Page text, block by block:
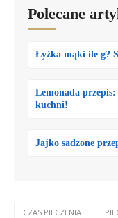
Polecane
Łyżka mąki ile g?
Lemonada przepis:
kuchni!
Jajko sadzone
CZAS PIECZENIA